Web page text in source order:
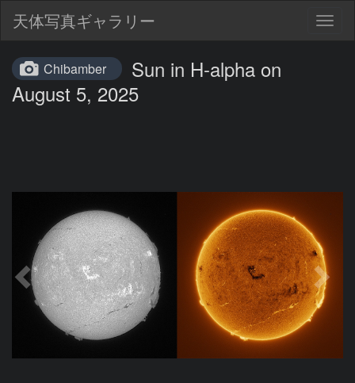
天体写真ギャラリー
Chibamber
Sun in H-alpha on
August 5, 2025